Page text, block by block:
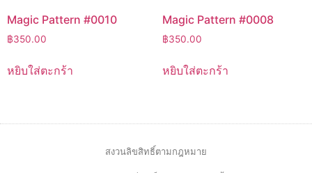
Magic Pattern #0010
฿350.00
หยิบใส่ตะกร้า
Magic Pattern #0008
฿350.00
หยิบใส่ตะกร้า
สงวนลิขสิทธิ์ตามกฎหมาย